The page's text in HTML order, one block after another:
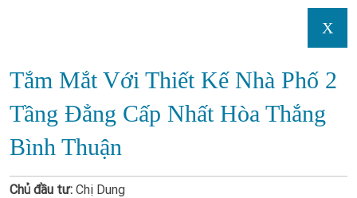
X
Tắm Mắt Với Thiết Kế Nhà Phố 2
Tầng Đẳng Cấp Nhất Hòa Thắng
Bình Thuận
Chủ đầu tư: Chị Dung